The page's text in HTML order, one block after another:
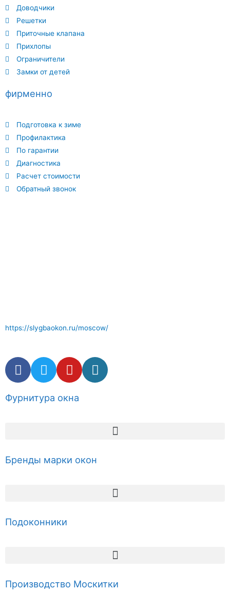
https://slygbaokon.ru/moscow/
фирменно
Подготовка к зиме
Профилактика
По гарантии
Диагностика
Расчет стоимости
Обратный звонок
Доводчики
Решетки
Приточные клапана
Прихлопы
Ограничители
Замки от детей
Фурнитура окна
Бренды марки окон
Подоконники
Производство Москитки